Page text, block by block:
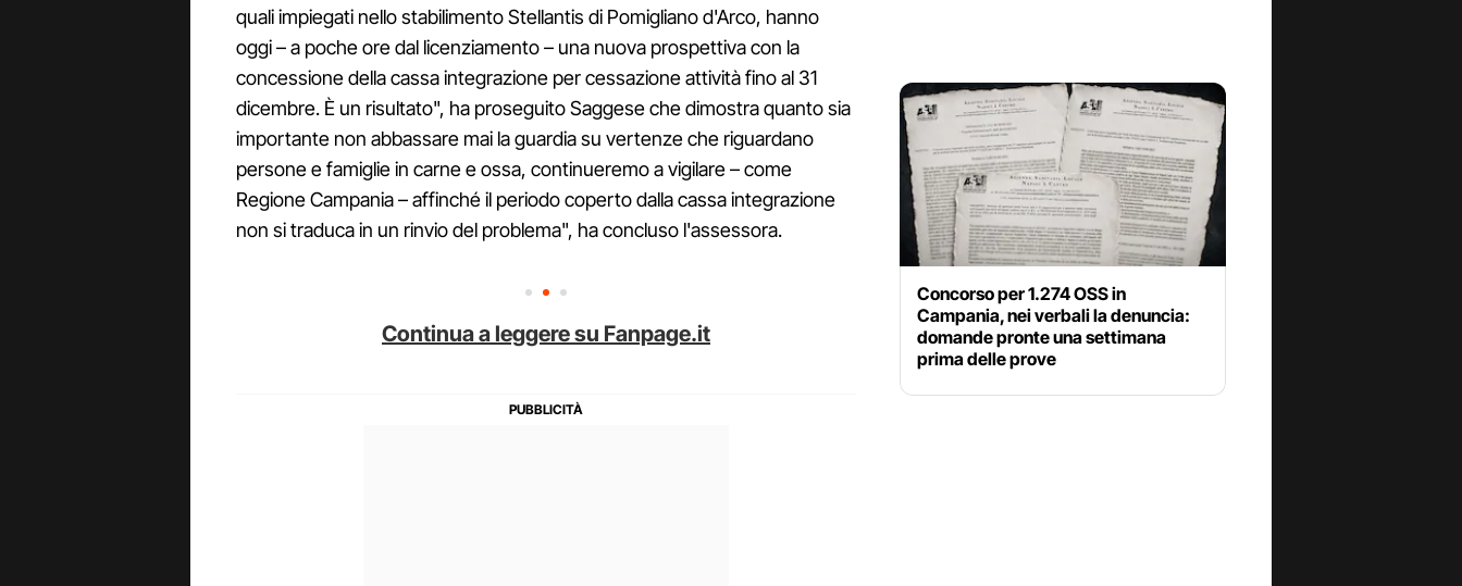
quali impiegati nello stabilimento Stellantis di Pomigliano d'Arco, hanno
oggi – a poche ore dal licenziamento – una nuova prospettiva con la
concessione della cassa integrazione per cessazione attività fino al 31
dicembre. È un risultato", ha proseguito Saggese che dimostra quanto sia
importante non abbassare mai la guardia su vertenze che riguardano
persone e famiglie in carne e ossa, continueremo a vigilare – come
Regione Campania – affinché il periodo coperto dalla cassa integrazione
non si traduca in un rinvio del problema", ha concluso l'assessora.
Continua a leggere su Fanpage.it
Concorso per 1.274 OSS in
Campania, nei verbali la denuncia:
domande pronte una settimana
prima delle prove